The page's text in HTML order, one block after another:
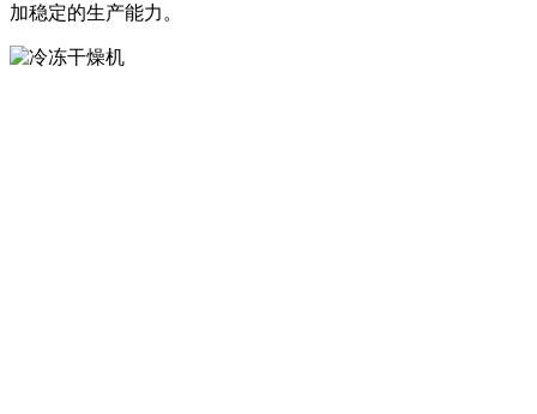
加稳定的生产能力。